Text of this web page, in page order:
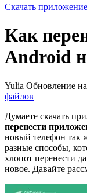
Скачать
Как
Android
Yulia Обновление
файлов
Думаете скачать
перенести
новый телефон так
разные способы,
хлопот перенести
новое. Давайте